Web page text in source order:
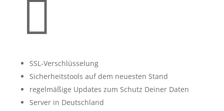

SSL-Verschlüsselung
Sicherheitstools auf dem neuesten Stand
regelmäßige Updates zum Schutz Deiner Daten
Server in Deutschland